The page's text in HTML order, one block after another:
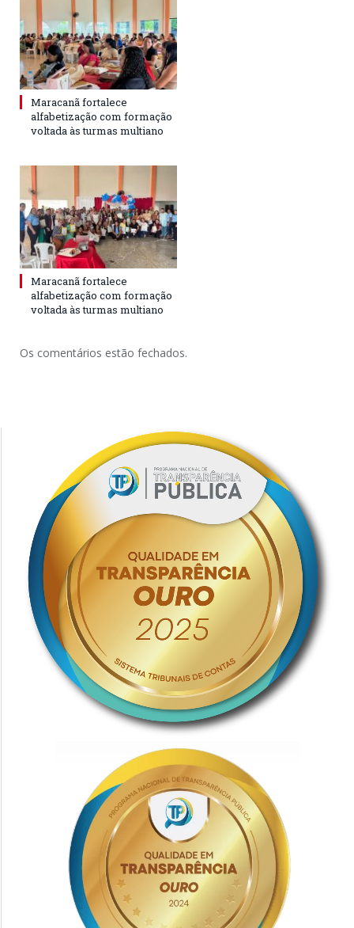
Maracanã fortalece
alfabetização com formação
voltada às turmas multiano
Maracanã fortalece
alfabetização com formação
voltada às turmas multiano
Os comentários estão fechados.